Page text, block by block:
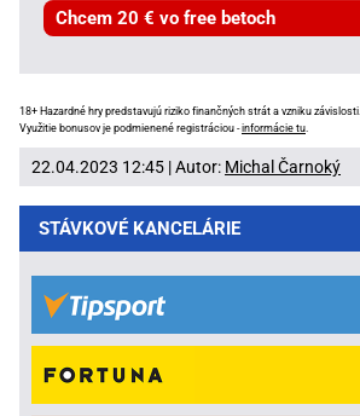
Chcem 20 € vo free betoch
18+ Hazardné hry predstavujú riziko finančných strát a vzniku závislosti.
Využitie bonusov je podmienené registráciou -informácie tu
22.04.2023 12:45 | Autor: Michal Čarnoký
STÁVKOVÉ KANCELÁRIE